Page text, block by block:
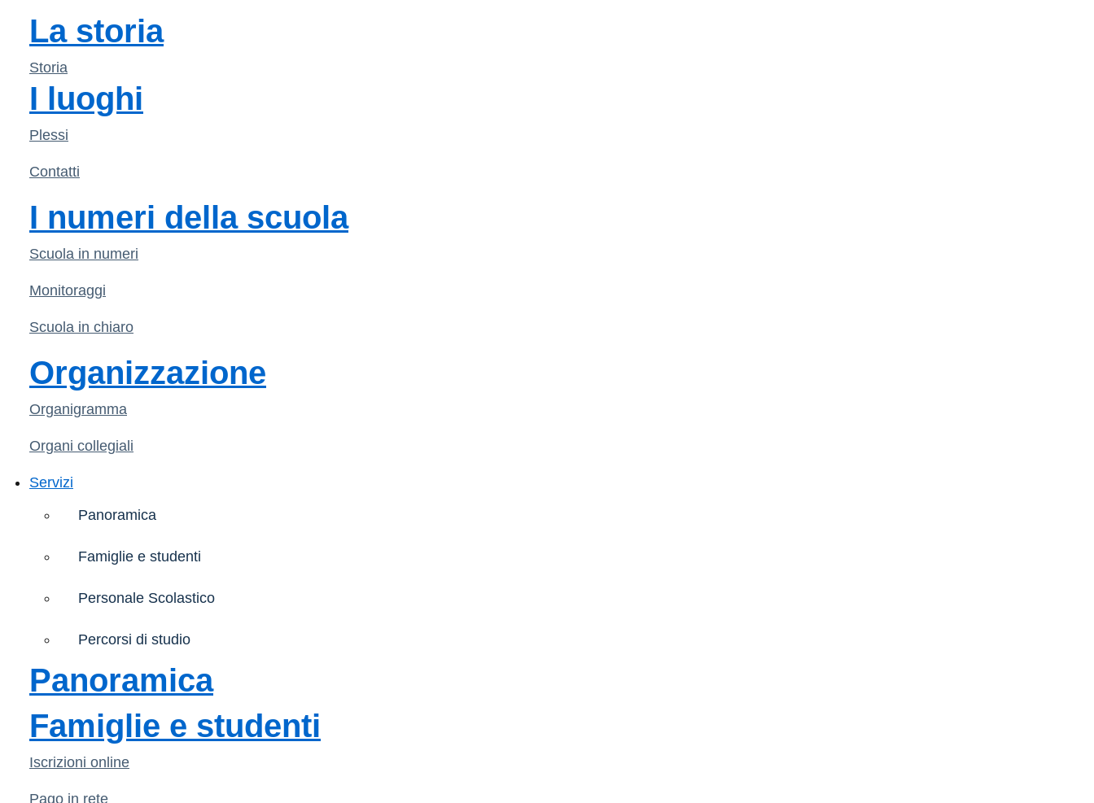
La storia
Storia
I luoghi
Plessi
Contatti
I numeri della scuola
Scuola in numeri
Monitoraggi
Scuola in chiaro
Organizzazione
Organigramma
Organi collegiali
Servizi
Panoramica
Famiglie e studenti
Personale Scolastico
Percorsi di studio
Panoramica
Famiglie e studenti
Iscrizioni online
Pago in rete